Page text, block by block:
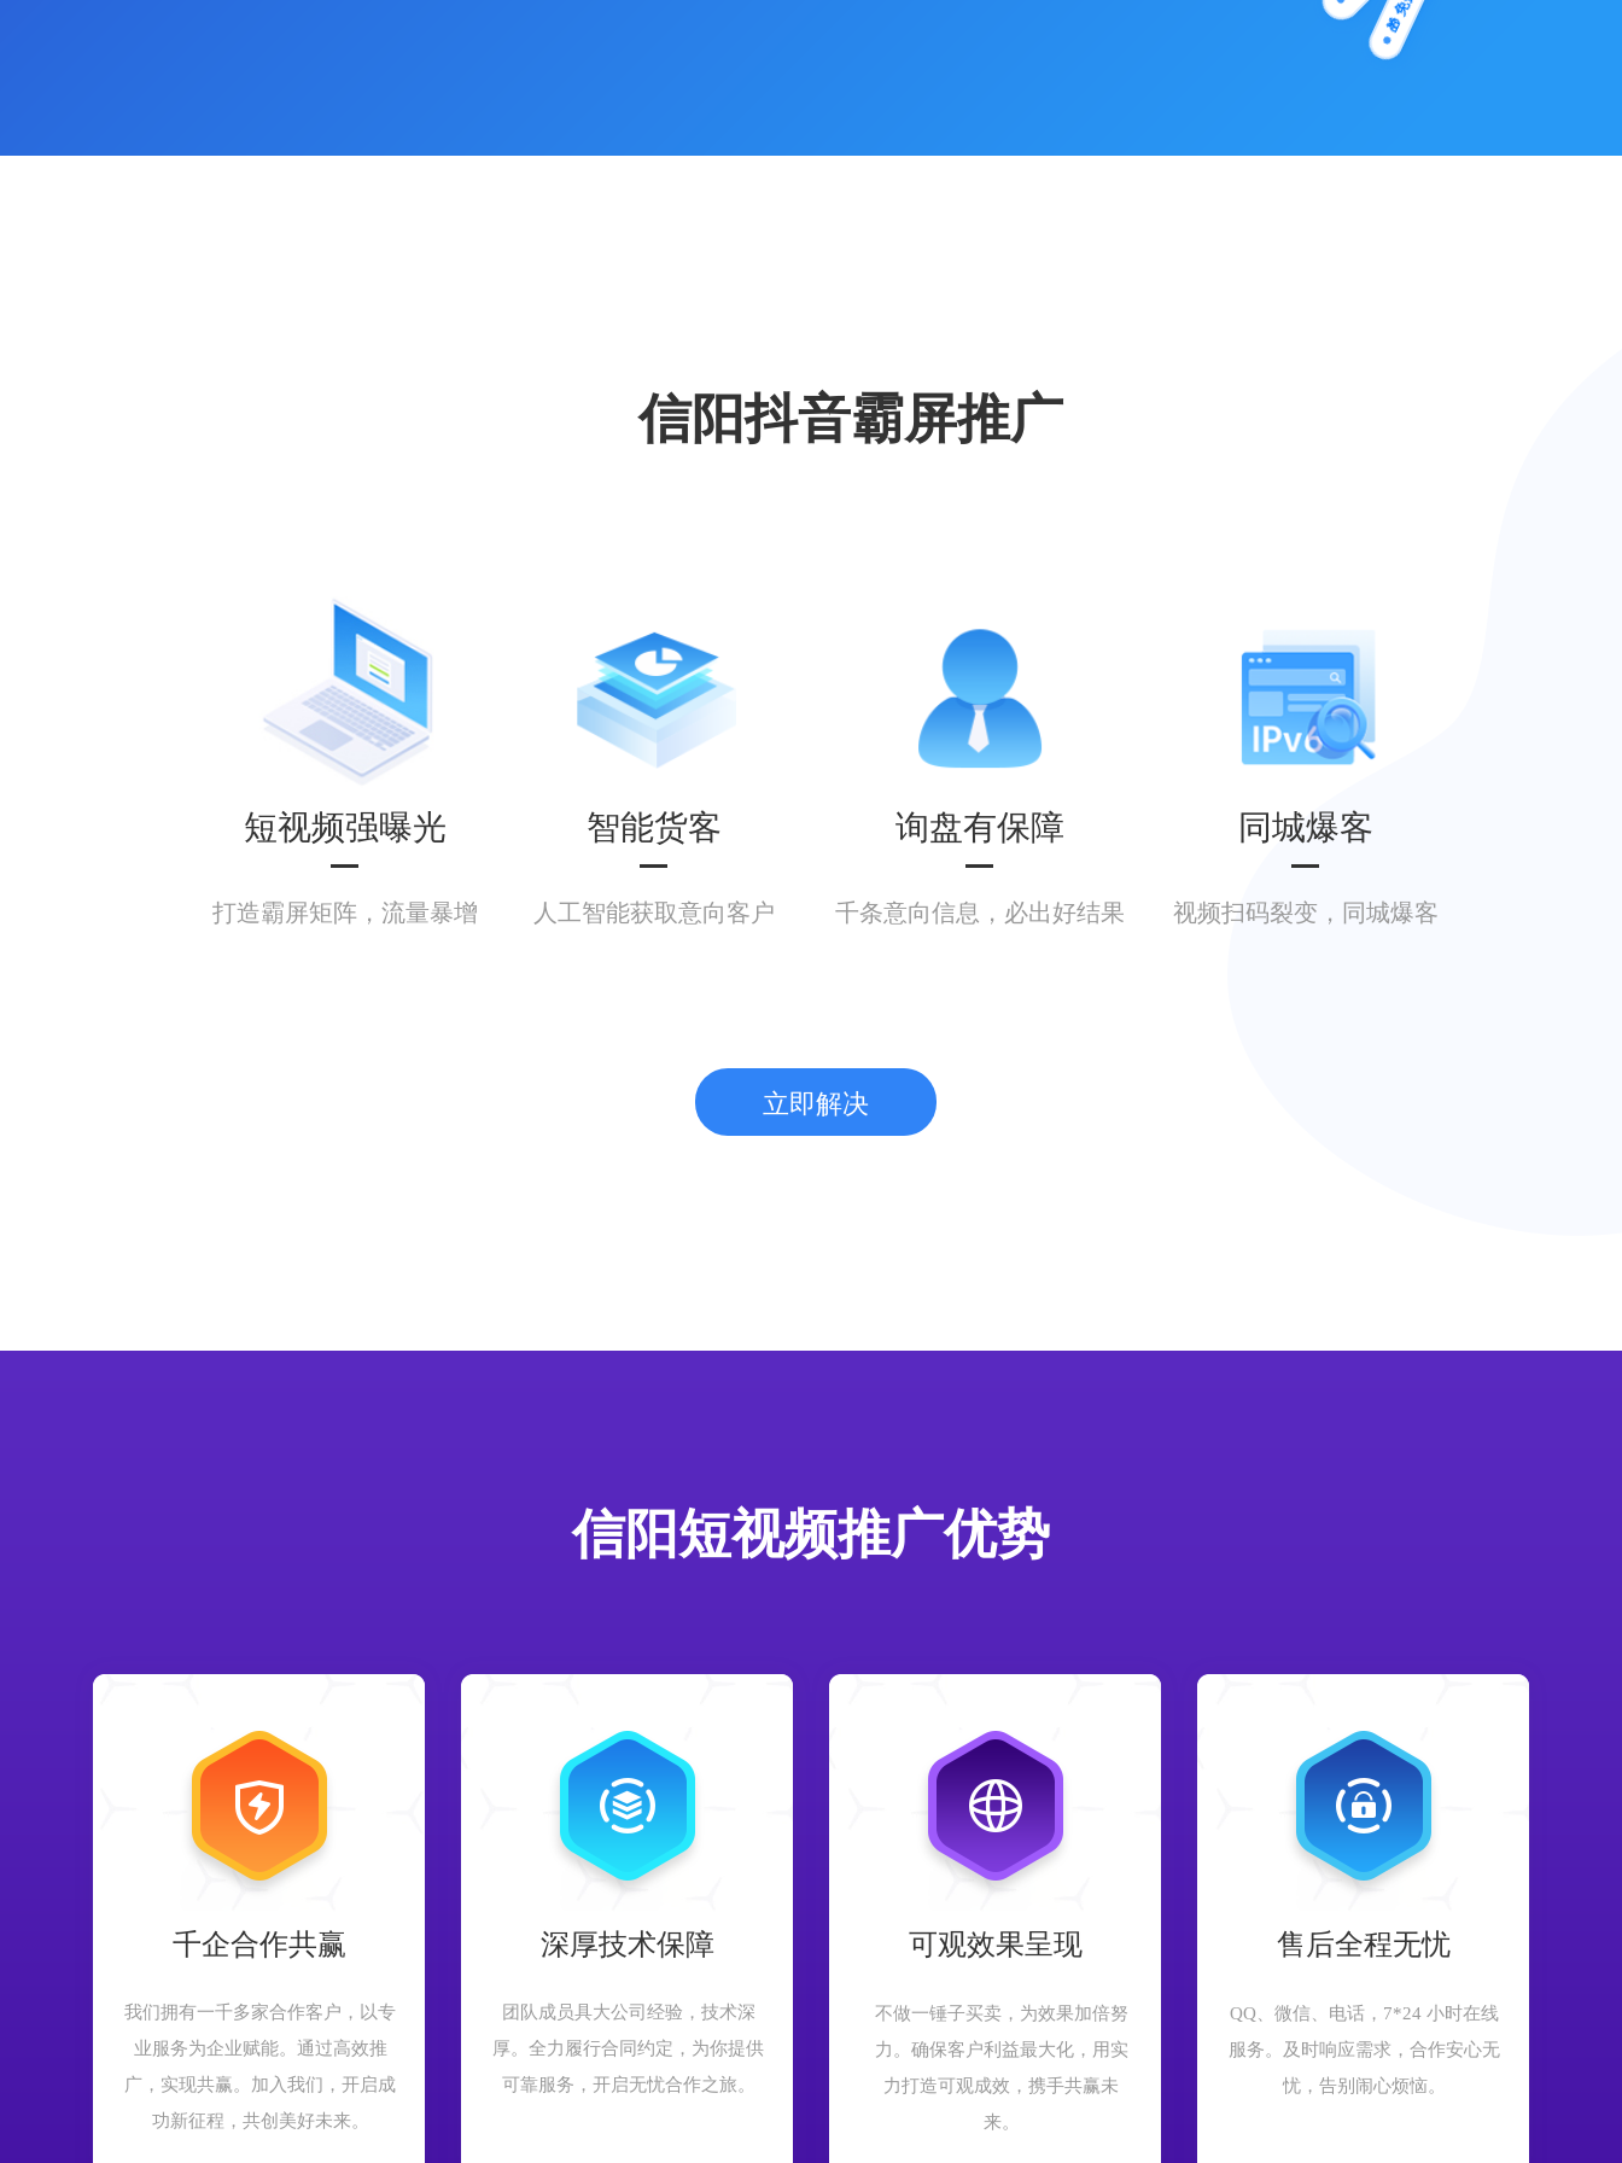
信阳抖音霸屏推广
短视频强曝光
打造霸屏矩阵，流量暴增
智能货客
人工智能获取意向客户
询盘有保障
千条意向信息，必出好结果
同城爆客
视频扫码裂变，同城爆客
立即解决
信阳短视频推广优势
千企合作共赢
我们拥有一千多家合作客户，以专
业服务为企业赋能。通过高效推
广，实现共赢。加入我们，开启成
功新征程，共创美好未来。
深厚技术保障
团队成员具大公司经验，技术深
厚。全力履行合同约定，为你提供
可靠服务，开启无忧合作之旅。
可观效果呈现
不做一锤子买卖，为效果加倍努
力。确保客户利益最大化，用实
力打造可观成效，携手共赢未
来。
售后全程无忧
QQ、微信、电话，7*24 小时在线
服务。及时响应需求，合作安心无
忧，告别闹心烦恼。